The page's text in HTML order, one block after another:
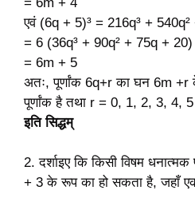
एवं (6q + 5)³ = 216q³ +
= 6 (36q³ + 90q² + 75q +
= 6m + 5
अतः, पूर्णांक 6q+r का घन 6m +r
पूर्णांक है तथा r = 0, 1, 2, 3, 4, 5
इति सिद्धम्
2. दर्शाइए कि किसी विषम
+ 3 के रूप का हो सकता है, जहाँ